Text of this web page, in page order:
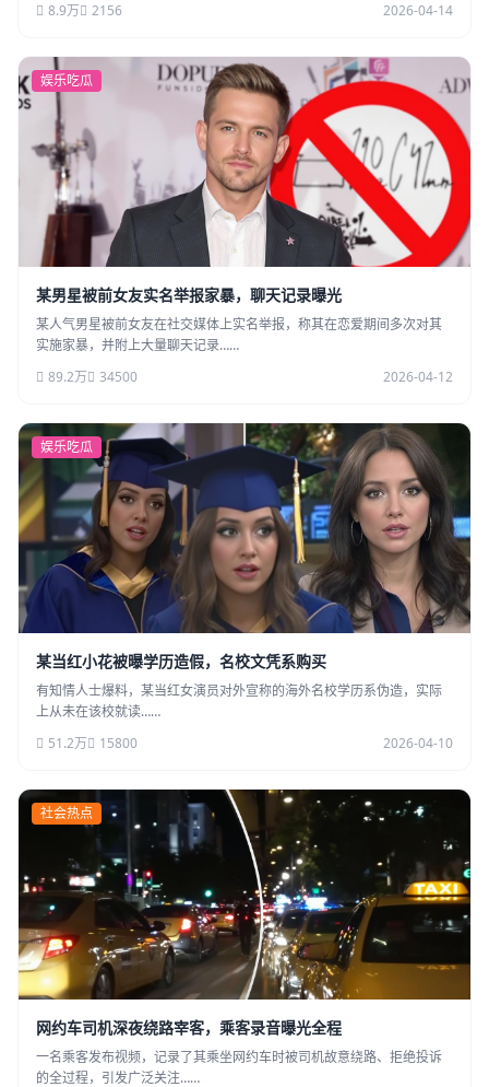
8.9万
2156 2026-04-14
娱乐吃瓜
某男星被前女友实名举报家暴，聊天记录曝光
某人气男星被前女友在社交媒体上实名举报，称其在恋爱期间多次对其
实施家暴，并附上大量聊天记录……
89.2万
34500 2026-04-12
娱乐吃瓜
某当红小花被曝学历造假，名校文凭系购买
有知情人士爆料，某当红女演员对外宣称的海外名校学历系伪造，实际
上从未在该校就读……
51.2万
15800 2026-04-10
社会热点
网约车司机深夜绕路宰客，乘客录音曝光全程
一名乘客发布视频，记录了其乘坐网约车时被司机故意绕路、拒绝投诉
的全过程，引发广泛关注……